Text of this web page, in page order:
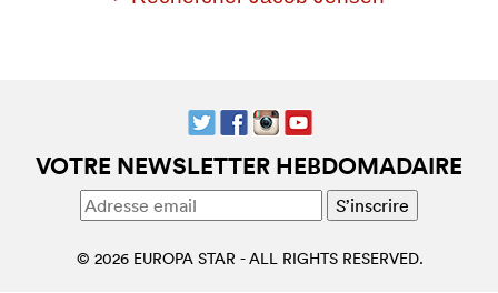
VOTRE NEWSLETTER HEBDOMADAIRE
© 2026 EUROPA STAR - ALL RIGHTS RESERVED.